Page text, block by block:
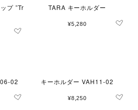
プ ”Tr
TARA キーホルダー
¥5,280
02 キーホルダー VAH11-02
¥8,250